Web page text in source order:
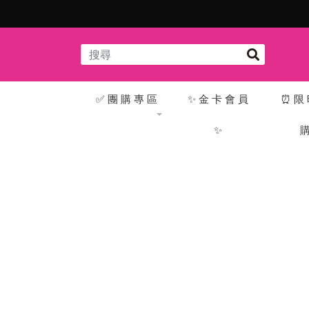
✅ 團 購 專 區 ✨ 金 卡 會 員
✨
⏰ 限